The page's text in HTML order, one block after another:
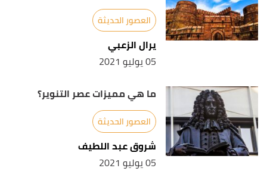
^أب Dr Oliver Tearle,"8 Classic Works of Modernist
Literature Everyone Should Read",INTERESTING
LITERATURE, Retrieved 6/7/2021. Edited.
English)",Publishers Weekly, Retrieved 6/7/2021.
Edited.
العصور الحديثة
يرال الزعبي
05 يوليو 2021
ما هي مميزات عصر التنوير؟
العصور الحديثة
شروق عبد اللطيف
05 يوليو 2021